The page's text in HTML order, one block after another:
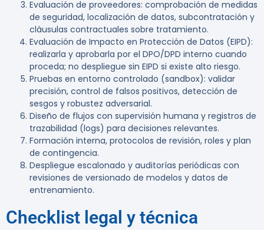
Evaluación de proveedores: comprobación de medidas
de seguridad, localización de datos, subcontratación y
cláusulas contractuales sobre tratamiento.
Evaluación de Impacto en Protección de Datos (EIPD):
realizarla y aprobarla por el DPO/DPD interno cuando
proceda; no despliegue sin EIPD si existe alto riesgo.
Pruebas en entorno controlado (sandbox): validar
precisión, control de falsos positivos, detección de
sesgos y robustez adversarial.
Diseño de flujos con supervisión humana y registros de
trazabilidad (logs) para decisiones relevantes.
Formación interna, protocolos de revisión, roles y plan
de contingencia.
Despliegue escalonado y auditorías periódicas con
revisiones de versionado de modelos y datos de
entrenamiento.
Checklist legal y técnica